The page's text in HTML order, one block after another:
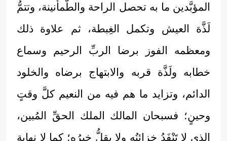
المؤبَّدين ما به تحصل الراحة والطُّمأنينة، وتتمُّ
لَذَّة العيش وتكمل الغِبطة، ثم علاوة ذلك
ومعظمه الفوز برضا الربِّ الرحيم وسماع
خطابه ولَذَّة قربه والابتهاج برضاه والخلود
الدائم، وتزايد ما هم فيه من النعيم كلَّ وقتٍ
وحينٍ؛ فسبحان المالك الملك الحقِّ المُبين،
الذي لا تَنْفَدُ خزائنُه ولا يقلُّ خيرُه؛ كما لا نهاية